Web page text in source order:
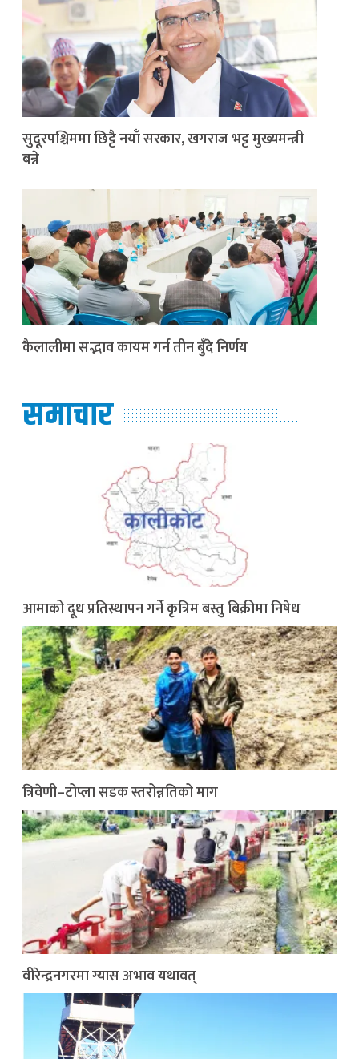
सुदूरपश्चिममा छिट्टै नयाँ सरकार, खगराज भट्ट मुख्यमन्त्री
बन्ने
कैलालीमा सद्भाव कायम गर्न तीन बुँदे निर्णय
समाचार
आमाको दूध प्रतिस्थापन गर्ने कृत्रिम बस्तु बिक्रीमा निषेध
त्रिवेणी–टोप्ला सडक स्तरोन्नतिको माग
वीरेन्द्रनगरमा ग्यास अभाव यथावत्